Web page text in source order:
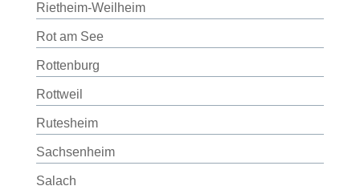
Rietheim-Weilheim
Rot am See
Rottenburg
Rottweil
Rutesheim
Sachsenheim
Salach